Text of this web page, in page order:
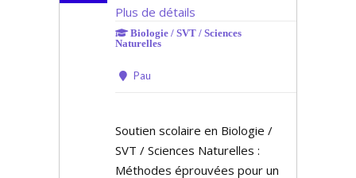
Plus de détails
Biologie / SVT / Sciences
Naturelles
Pau
Soutien scolaire en Biologie /
SVT / Sciences Naturelles :
Méthodes éprouvées pour un